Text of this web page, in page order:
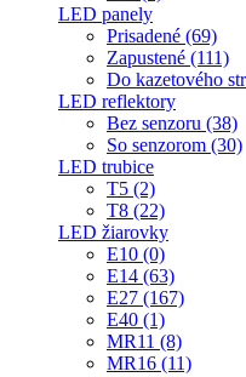
LED panely
Prisadené (69)
Zapustené (111)
Do kazetového
LED reflektory
Bez senzoru (38)
So senzorom (30)
LED trubice
T5 (2)
T8 (22)
LED žiarovky
E10 (0)
E14 (63)
E27 (167)
E40 (1)
MR11 (8)
MR16 (11)